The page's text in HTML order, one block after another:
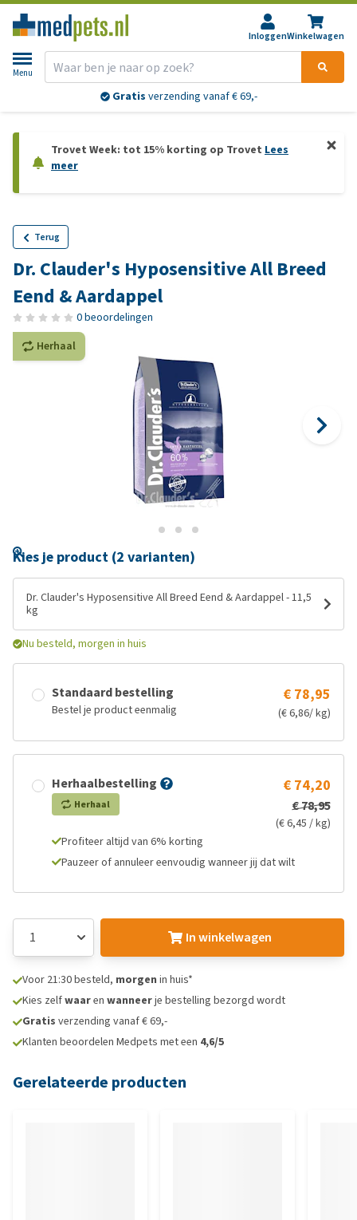
InloggenWinkelwagen
Menu
Gratis verzending vanaf € 69,-
Trovet Week: tot 15% korting op Trovet Lees
meer
Terug
Dr. Clauder's Hyposensitive All Breed
Eend & Aardappel
0 beoordelingen
Herhaal
Kies je product (2 varianten)
Dr. Clauder's Hyposensitive All Breed Eend & Aardappel - 11,5
kg
Nu besteld, morgen in huis
Standaard bestelling
Bestel je product eenmalig
€ 78,95
(€ 6,86/ kg)
Herhaalbestelling
Herhaal
€ 74,20
€ 78,95
(€ 6,45 / kg)
Profiteer altijd van 6% korting
Pauzeer of annuleer eenvoudig wanneer jij dat wilt
In winkelwagen
Voor 21:30 besteld, morgen in huis*
Kies zelfwaaren wanneerje bestelling bezorgd wordt
Gratis verzending vanaf € 69,-
Klanten beoordelen Medpets met een 4,6/5
Gerelateerde producten